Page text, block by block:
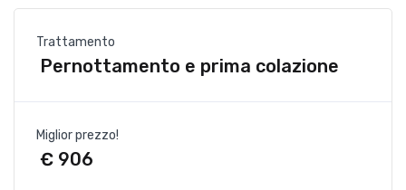
Trattamento
Pernottamento e prima colazione
Miglior prezzo!
€ 906